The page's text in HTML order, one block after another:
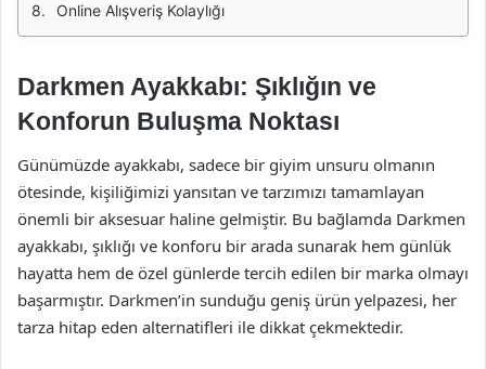
Online Alışveriş Kolaylığı
Darkmen Ayakkabı: Şıklığın ve
Konforun Buluşma Noktası
Günümüzde ayakkabı, sadece bir giyim unsuru olmanın
ötesinde, kişiliğimizi yansıtan ve tarzımızı tamamlayan
önemli bir aksesuar haline gelmiştir. Bu bağlamda Darkmen
ayakkabı, şıklığı ve konforu bir arada sunarak hem günlük
hayatta hem de özel günlerde tercih edilen bir marka olmayı
başarmıştır. Darkmen’in sunduğu geniş ürün yelpazesi, her
tarza hitap eden alternatifleri ile dikkat çekmektedir.